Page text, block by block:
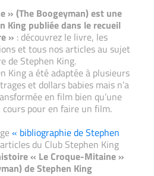
» (The Boogeyman) est une
King publiée dans le recueil
» : découvrez le livre, les
et tous nos articles au sujet
de Stephen King.
King a été adaptée à plusieurs
et dollars babies mais n’a
en film bien qu’une
pour en faire un film.
« bibliographie de Stephen
du Club Stephen King
« Le Croque-Mitaine »
de Stephen King